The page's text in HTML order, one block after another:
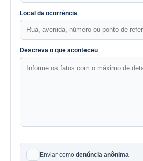
Local da ocorrência
Descreva o que aconteceu
Enviar como denúncia anônima